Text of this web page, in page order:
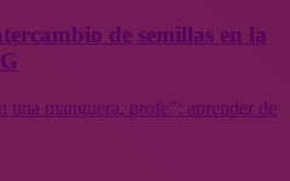
de semillas en la
una manguera, profe”: aprender de